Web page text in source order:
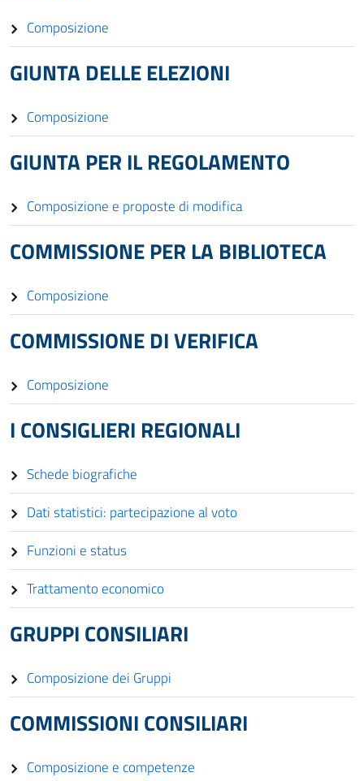
Composizione
GIUNTA DELLE ELEZIONI
Composizione
GIUNTA PER IL REGOLAMENTO
Composizione e proposte di modifica
COMMISSIONE PER LA BIBLIOTECA
Composizione
COMMISSIONE DI VERIFICA
Composizione
I CONSIGLIERI REGIONALI
Schede biografiche
Dati statistici: partecipazione al voto
Funzioni e status
Trattamento economico
GRUPPI CONSILIARI
Composizione dei Gruppi
COMMISSIONI CONSILIARI
Composizione e competenze